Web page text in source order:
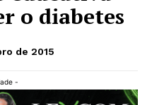
o diabetes
de 2015
-